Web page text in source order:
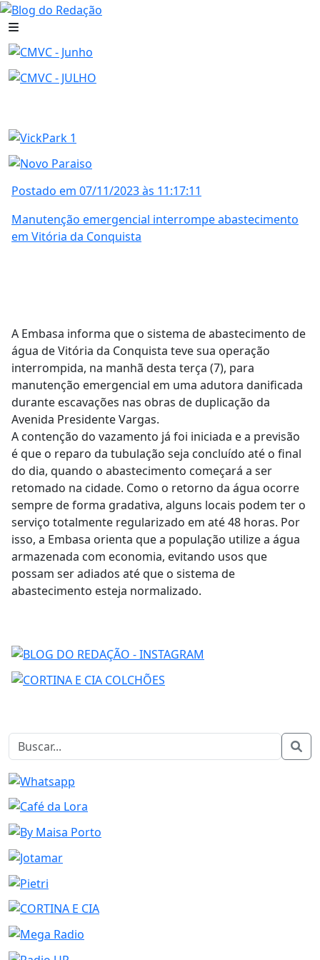
Postado em 07/11/2023 às 11:17:11
Manutenção emergencial interrompe abastecimento
em Vitória da Conquista
A Embasa informa que o sistema de abastecimento de
água de Vitória da Conquista teve sua operação
interrompida, na manhã desta terça (7), para
manutenção emergencial em uma adutora danificada
durante escavações nas obras de duplicação da
Avenida Presidente Vargas.
A contenção do vazamento já foi iniciada e a previsão
é que o reparo da tubulação seja concluído até o final
do dia, quando o abastecimento começará a ser
retomado na cidade. Como o retorno da água ocorre
sempre de forma gradativa, alguns locais podem ter o
serviço totalmente regularizado em até 48 horas. Por
isso, a Embasa orienta que a população utilize a água
armazenada com economia, evitando usos que
possam ser adiados até que o sistema de
abastecimento esteja normalizado.